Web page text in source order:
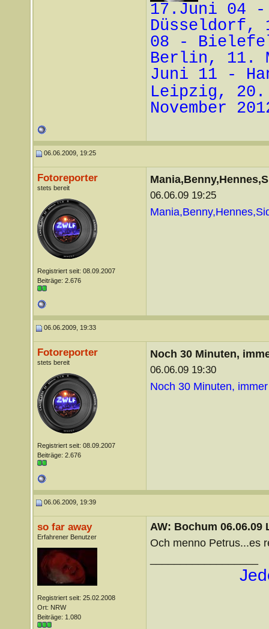
17.Juni 04 -
08 -
Berlin, 11.
Juni 11 -
Leipzig, 20.
November
06.06.2009, 19:25
Fotoreporter
stets bereit
Registriert seit: 08.09.2007
Beiträge: 2.676
06.06.09 19:25
06.06.2009, 19:33
Fotoreporter
stets bereit
Registriert seit: 08.09.2007
Beiträge: 2.676
Noch 30 Minuten,
06.06.09 19:30
Noch 30 Minuten,
06.06.2009, 19:39
so far away
Erfahrener Benutzer
Registriert seit: 25.02.2008
Ort: NRW
Beiträge: 1.080
AW: Bochum 06.06.09
Och menno Petrus...es